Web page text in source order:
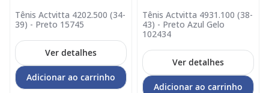
Tênis Actvitta 4202.500 (34-
39) - Preto 15745
Ver detalhes
Adicionar ao carrinho
Tênis Actvitta 4931.100 (38-
43) - Preto Azul Gelo
102434
Ver detalhes
Adicionar ao carrinho